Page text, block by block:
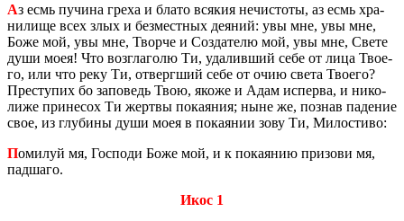
Аз есмь пу­чи­на греха и блато вся­кия нечи­сто­ты, аз есмь хра­
ни­ли­ще всех злых и без­мест­ных де­я­ний: увы мне, увы мне,
Боже мой, увы мне, Твор­че и Со­зда­те­лю мой, увы мне, Свете
души моея! Что воз­гла­го­лю Ти, уда­лив­ший себе от лица Тво­е­
го, или что реку Ти, от­верг­ший себе от очию света Тво­е­го?
Пре­сту­пих бо за­по­ведь Твою, якоже и Адам ис­пер­ва, и ни­ко­
ли­же при­не­сох Ти жерт­вы по­ка­я­ния; ныне же, по­знав па­де­ние
свое, из глу­би­ны души моея в по­ка­я­нии зову Ти, Ми­ло­сти­во:
Поми­луй мя, Гос­по­ди Боже мой, и к по­ка­я­нию при­зо­ви мя,
пад­ша­го.
Икос 1